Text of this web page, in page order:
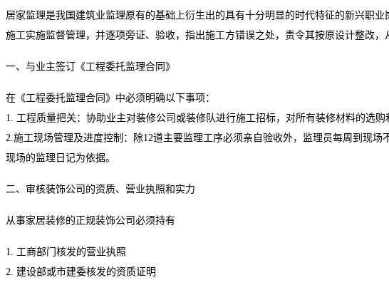
居家监理是我国建筑业监理原有的基础上衍生出的具有十分明显的时代特征的新兴职
施工实施监督管理，并逐项旁证、验收，指出施工方错误之处，责令其按原设计整改
一、与业主签订《工程委托监理合同》
在《工程委托监理合同》中必须明确以下事项：
1. 工程质量把关：协助业主对装修公司或装修队进行施工招标，对所有装修材料的选
2.施工现场管理及进度控制：除12道主要监理工序必须亲自验收外，监理员每周到现
现场的监理日记为依据。
二、审核装饰公司的资质、营业执照和实力
从事家居装修的正规装饰公司必须持有
1. 工商部门核发的营业执照
2. 建设部或市建委核发的资质证明